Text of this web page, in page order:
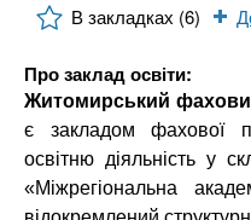
n
o
В закладках (6)
Про заклад освіти:
Житомирський
є закладом фахової
освітню діяльність у
«Міжрегіональна